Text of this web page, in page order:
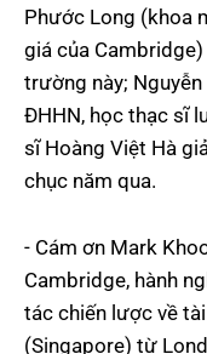
Phước Long (khoa
giá của
trường này;
ĐHHN, học thạc sĩ
sĩ Hoàng Việt Hà
chục năm qua.
- Cám ơn Mark
Cambridge, hành
tác chiến lược về
(Singapore) từ